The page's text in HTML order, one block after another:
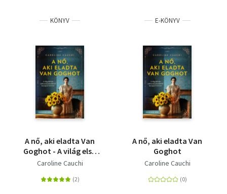
Tankönyv, segédkönyv
Társadalomtudomány
Természettudomány
Történelem
KÖNYV
A nő, aki eladta Van
Goghot - A világ első
női
lenyűgöző története
Caroline Cauchi
E-KÖNYV
A nő, aki eladta Van
Goghot
Caroline Cauchi